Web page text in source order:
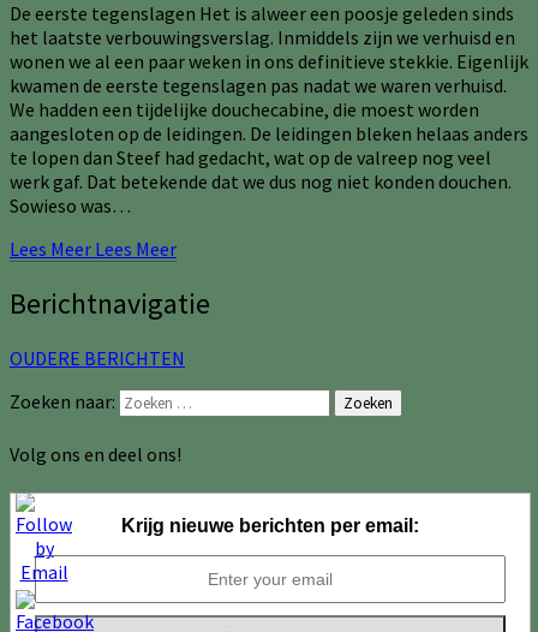
De eerste tegenslagen Het is alweer een poosje geleden sinds
het laatste verbouwingsverslag. Inmiddels zijn we verhuisd en
wonen we al een paar weken in ons definitieve stekkie. Eigenlijk
kwamen de eerste tegenslagen pas nadat we waren verhuisd.
We hadden een tijdelijke douchecabine, die moest worden
aangesloten op de leidingen. De leidingen bleken helaas anders
te lopen dan Steef had gedacht, wat op de valreep nog veel
werk gaf. Dat betekende dat we dus nog niet konden douchen.
Sowieso was…
Lees Meer Lees Meer
Berichtnavigatie
OUDERE BERICHTEN
Zoeken naar:
Zoeken
Volg ons en deel ons!
Krijg nieuwe berichten per email: